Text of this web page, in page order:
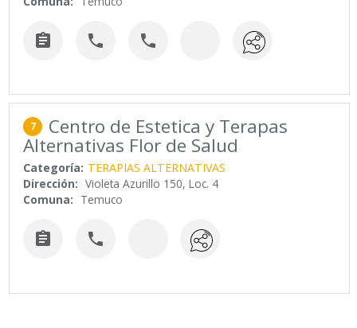
  
7 Centro de Estetica y Terapas
Alternativas Flor de Salud
Categoría: TERAPIAS ALTERNATIVAS
Dirección: Violeta Azurillo 150, Loc. 4
Comuna: Temuco
 